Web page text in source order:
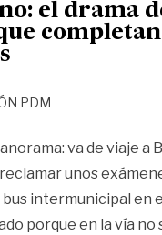
el drama
PDM
va de viaje a
unos
intermunicipal en
porque en la vía no